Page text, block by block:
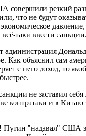
совершили резкий
что не будут
таки ввести санкции.
администрация
Как объяснил сам
с него доход, то
не заставил себя
контратаки и в Китаю